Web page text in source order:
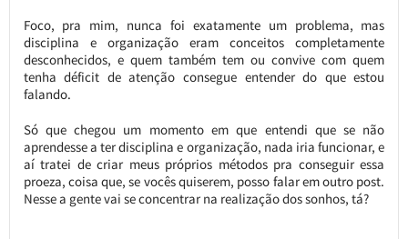
Foco, pra mim, nunca foi exatamente um problema, mas
disciplina e organização eram conceitos completamente
desconhecidos, e quem também tem ou convive com quem
tenha déficit de atenção consegue entender do que estou
falando.
Só que chegou um momento em que entendi que se não
aprendesse a ter disciplina e organização, nada iria funcionar, e
aí tratei de criar meus próprios métodos pra conseguir essa
proeza, coisa que, se vocês quiserem, posso falar em outro post.
Nesse a gente vai se concentrar na realização dos sonhos, tá?